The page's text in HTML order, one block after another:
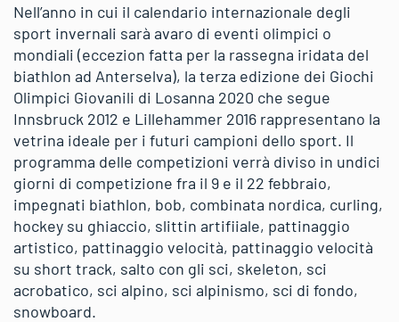
Nell’anno in cui il calendario internazionale degli
sport invernali sarà avaro di eventi olimpici o
mondiali (eccezion fatta per la rassegna iridata del
biathlon ad Anterselva), la terza edizione dei Giochi
Olimpici Giovanili di Losanna 2020 che segue
Innsbruck 2012 e Lillehammer 2016 rappresentano la
vetrina ideale per i futuri campioni dello sport. Il
programma delle competizioni verrà diviso in undici
giorni di competizione fra il 9 e il 22 febbraio,
impegnati biathlon, bob, combinata nordica, curling,
hockey su ghiaccio, slittin artifiiale, pattinaggio
artistico, pattinaggio velocità, pattinaggio velocità
su short track, salto con gli sci, skeleton, sci
acrobatico, sci alpino, sci alpinismo, sci di fondo,
snowboard.